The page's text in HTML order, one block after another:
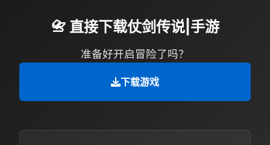
📇 直接下载仗剑传说|手游
准备好开启冒险了吗？
下载游戏